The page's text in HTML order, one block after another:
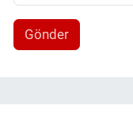
Gönder